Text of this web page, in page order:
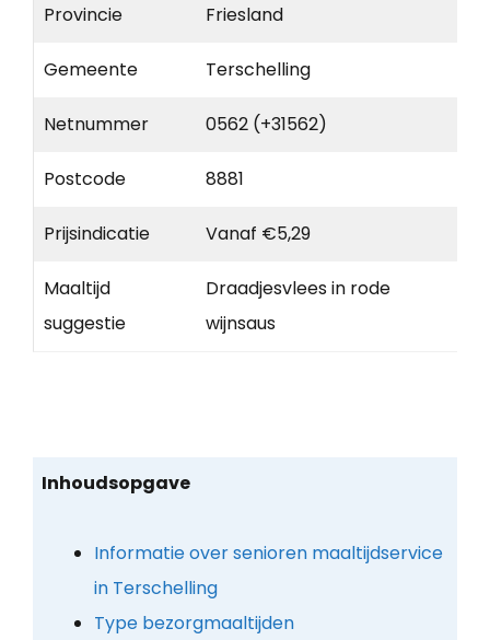
Provincie Friesland
Gemeente Terschelling
Netnummer 0562 (+31562)
Postcode 8881
Prijsindicatie Vanaf €5,29
Maaltijd
suggestie
Draadjesvlees in rode
wijnsaus
Inhoudsopgave
Informatie over senioren maaltijdservice
in Terschelling
Type bezorgmaaltijden